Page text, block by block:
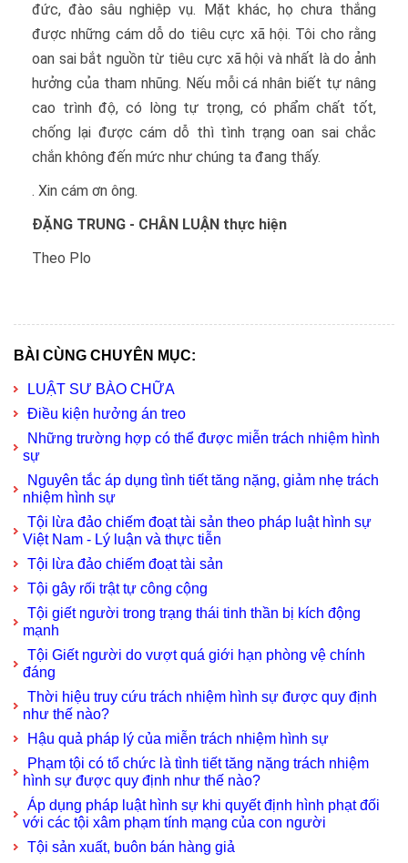
đức, đào sâu nghiệp vụ. Mặt khác, họ chưa thắng
được những cám dỗ do tiêu cực xã hội. Tôi cho rằng
oan sai bắt nguồn từ tiêu cực xã hội và nhất là do ảnh
hưởng của tham nhũng. Nếu mỗi cá nhân biết tự nâng
cao trình độ, có lòng tự trọng, có phẩm chất tốt,
chống lại được cám dỗ thì tình trạng oan sai chắc
chắn không đến mức như chúng ta đang thấy.
. Xin cám ơn ông.
ĐẶNG TRUNG - CHÂN LUẬN thực hiện
Theo Plo
BÀI CÙNG CHUYÊN MỤC:
LUẬT SƯ BÀO CHỮA
Điều kiện hưởng án treo
Những trường hợp có thể được miễn trách nhiệm hình
sự
Nguyên tắc áp dụng tình tiết tăng nặng, giảm nhẹ trách
nhiệm hình sự
Tội lừa đảo chiếm đoạt tài sản theo pháp luật hình sự
Việt Nam - Lý luận và thực tiễn
Tội lừa đảo chiếm đoạt tài sản
Tội gây rối trật tự công cộng
Tội giết người trong trạng thái tinh thần bị kích động
mạnh
Tội Giết người do vượt quá giới hạn phòng vệ chính
đáng
Thời hiệu truy cứu trách nhiệm hình sự được quy định
như thế nào?
Hậu quả pháp lý của miễn trách nhiệm hình sự
Phạm tội có tổ chức là tình tiết tăng nặng trách nhiệm
hình sự được quy định như thế nào?
Áp dụng pháp luật hình sự khi quyết định hình phạt đối
với các tội xâm phạm tính mạng của con người
Tội sản xuất, buôn bán hàng giả